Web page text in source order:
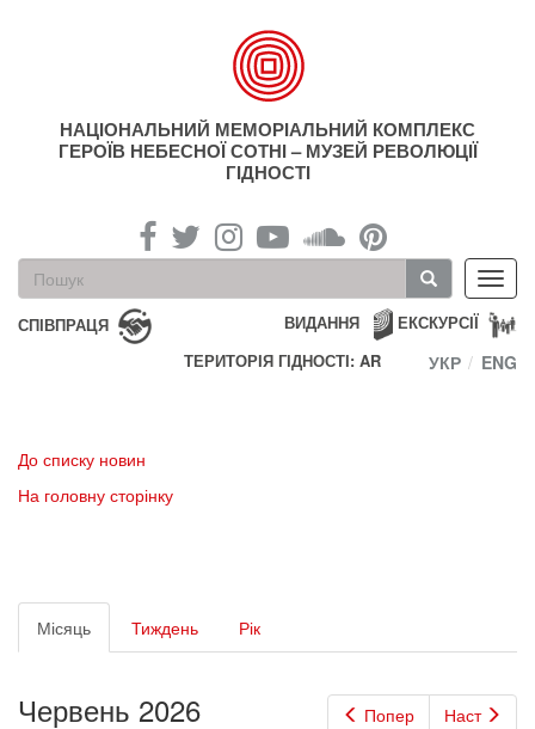
НАЦІОНАЛЬНИЙ МЕМОРІАЛЬНИЙ КОМПЛЕКС
ГЕРОЇВ НЕБЕСНОЇ СОТНІ – МУЗЕЙ РЕВОЛЮЦІЇ
ГІДНОСТІ
Пошукова
форма
Пошук
СПІВПРАЦЯ ЕКСКУРСІЇ
ВИДАННЯ
ТЕРИТОРІЯ ГІДНОСТІ: AR
УКР ENG
До списку новин
На головну сторінку
Первинні
вкладки
Місяць (активна
вкладка)
Тиждень Рік
Попер Наст
Червень 2026